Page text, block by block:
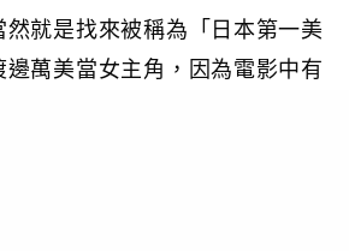
就是找來被稱為「日本第一美
萬美當女主角，因為電影中有